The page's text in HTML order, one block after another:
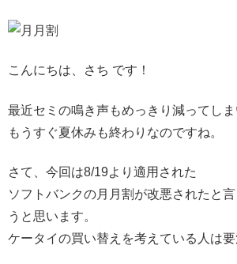
こんにちは、さち です！
最近セミの鳴き声もめっきり減ってしま
もうすぐ夏休みも終わりなのですね。
さて、今回は8/19より適用された
ソフトバンクの月月割が改悪されたと
うと思います。
ケータイの買い替えを考えている人は要